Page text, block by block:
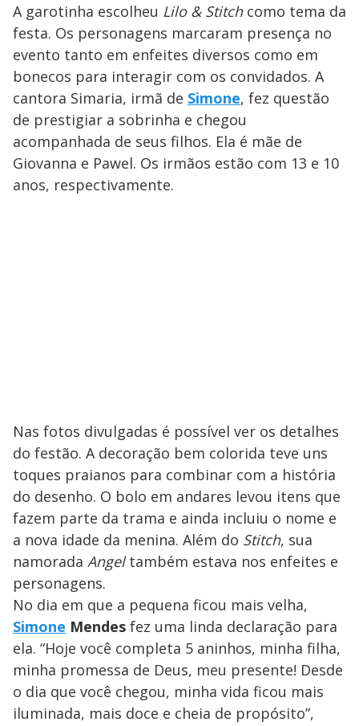
A garotinha escolheu Lilo & Stitchcomo tema da
festa. Os personagens marcaram presença no
evento tanto em enfeites diversos como em
bonecos para interagir com os convidados. A
cantora Simaria, irmã de Simone, fez questão
de prestigiar a sobrinha e chegou
acompanhada de seus filhos. Ela é mãe de
Giovanna e Pawel. Os irmãos estão com 13 e 10
anos, respectivamente.
Nas fotos divulgadas é possível ver os detalhes
do festão. A decoração bem colorida teve uns
toques praianos para combinar com a história
do desenho. O bolo em andares levou itens que
fazem parte da trama e ainda incluiu o nome e
a nova idade da menina. Além do Stitch, sua
namorada Angeltambém estava nos enfeites e
personagens.
No dia em que a pequena ficou mais velha,
Simone Mendes fez uma linda declaração para
ela. “Hoje você completa 5 aninhos, minha filha,
minha promessa de Deus, meu presente! Desde
o dia que você chegou, minha vida ficou mais
iluminada, mais doce e cheia de propósito”,